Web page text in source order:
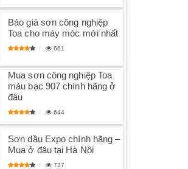
Báo giá sơn công nghiệp
Toa cho máy móc mới nhất
661
Mua sơn công nghiệp Toa
màu bạc 907 chính hãng ở
đâu
644
Sơn dầu Expo chính hãng –
Mua ở đâu tại Hà Nội
737